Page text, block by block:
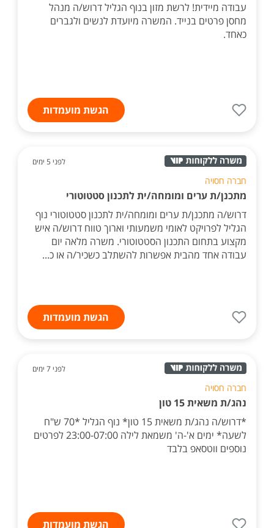
עבודה מיידית! לרשת מזון בנוף הגליל דרוש/ה מנהל
מחסן פרטים בנייד. המשרה מיועדת לנשים ולגברים
כאחד.
הגשת מועמדות
לפני 5 ימים
חברה חסויה
מתכנן/ת ערים ומומחה/ית לתכנון סטטוטורי
דרוש/ה מתכנן/ת ערים ומומחה/ית לתכנון סטטוטורי נוף
הגליל לפרויקט לאומי משמעותי וארוך טווח דרוש/ה איש
מקצוע בתחום התכנון הסטטוטורי. משרה מלאה יום
עבודה אחד מהבית אפשרות להשתלב כשכיר/ה או כ...
הגשת מועמדות
לפני 7 ימים
חברה חסויה
נהג/ת משאית 15 טון
*דרוש/ה נהג/ת משאית 15 טון* נוף הגליל *70 ש"ח
לשעה* ימים א'-ה' משמאת לילה 23:00-07:00 לפרטים
נוספים ווטסאפ בלבד
הגשת מועמדות